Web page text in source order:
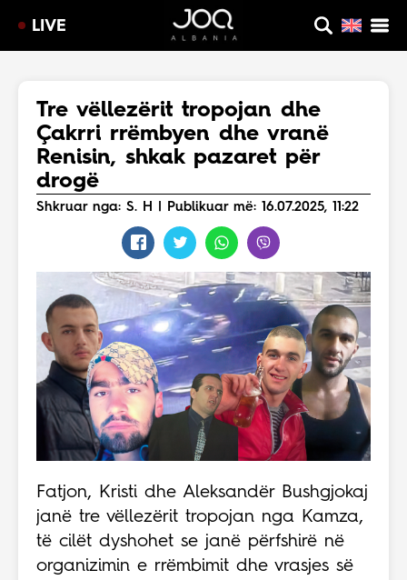
LIVE
Tre vëllezërit tropojan dhe
Çakrri rrëmbyen dhe vranë
Renisin, shkak pazaret për
drogë
Shkruar nga: S. H | Publikuar më: 16.07.2025, 11:22
Fatjon, Kristi dhe Aleksandër Bushgjokaj
janë tre vëllezërit tropojan nga Kamza,
të cilët dyshohet se janë përfshirë në
organizimin e rrëmbimit dhe vrasjes së